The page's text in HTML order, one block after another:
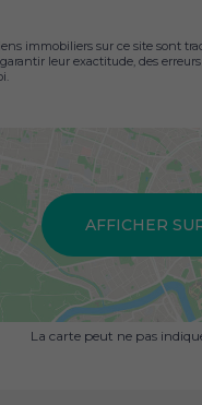
immobiliers sur ce site sont
leur exactitude, des
AFFICHER
La carte peut ne pas